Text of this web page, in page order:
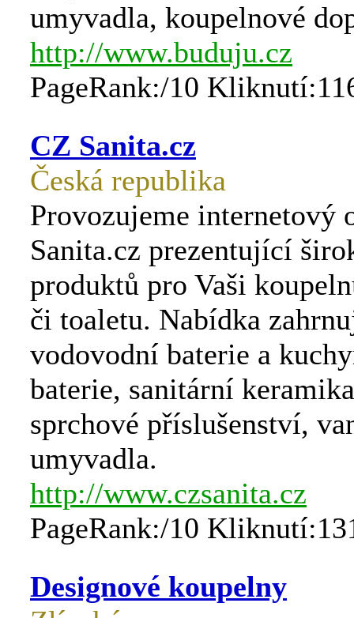
umyvadla, koupelnové
http://www.buduju.cz
PageRank:/10
CZ Sanita.cz
Česká republika
Provozujeme internetový
Sanita.cz prezentující
produktů pro Vaši
či toaletu. Nabídka
vodovodní baterie a
baterie, sanitární
sprchové příslušenství,
umyvadla.
http://www.czsanita.cz
PageRank:/10
Designové koupelny